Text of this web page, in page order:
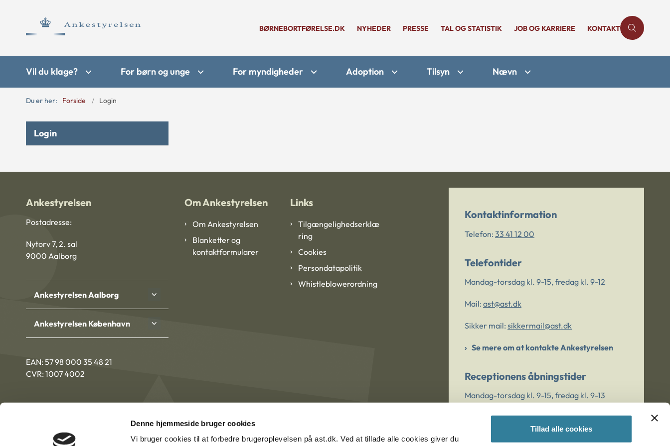
Denne hjemmeside bruger cookies
Vi bruger cookies til at forbedre brugeroplevelsen på ast.dk. Ved at tillade alle cookies giver du
Tillad alle cookies
BØRNEBORTFØRELSE.DK NYHEDER PRESSE TAL OG STATISTIK JOB OG KARRIERE KONTAKT
Vil du klage? For børn og unge For myndigheder Adoption Tilsyn Nævn
Du er her: Forside Login
Login
Ankestyrelsen
Postadresse:
Nytorv 7, 2. sal
9000 Aalborg
Ankestyrelsen Aalborg
Ankestyrelsen København
EAN: 57 98 000 35 48 21
CVR: 1007 4002
Om Ankestyrelsen
Om Ankestyrelsen
Blanketter og
kontaktformularer
Links
Tilgængelighedserklæ
ring
Cookies
Persondatapolitik
Whistleblowerordning
Kontaktinformation
Telefon: 33 41 12 00
Telefontider
Mandag-torsdag kl. 9-15, fredag kl. 9-12
Mail: ast@ast.dk
Sikker mail: sikkermail@ast.dk
Se mere om at kontakte Ankestyrelsen
Receptionens åbningstider
Mandag-torsdag kl. 9-15, fredag kl. 9-13
Er du bekymret for et barn/en ung?